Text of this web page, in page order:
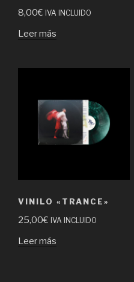
8,00€ IVA INCLUIDO
Leer más
VINILO «TRANCE»
25,00€ IVA INCLUIDO
Leer más